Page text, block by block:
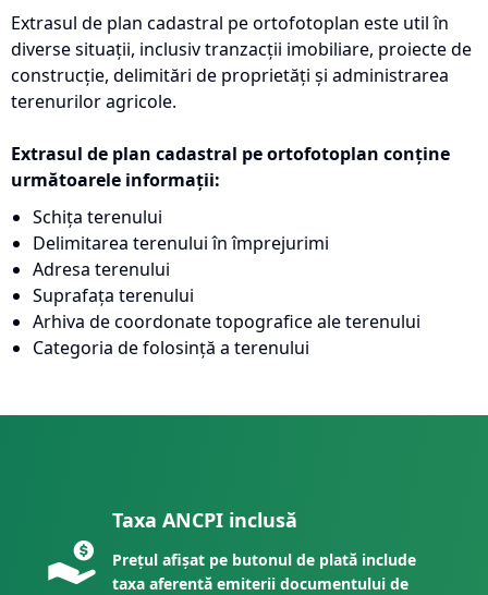
Extrasul de plan cadastral pe ortofotoplan este util în
diverse situații, inclusiv tranzacții imobiliare, proiecte de
construcție, delimitări de proprietăți și administrarea
terenurilor agricole.
Extrasul de plan cadastral pe ortofotoplan conține
următoarele informații:
Schița terenului
Delimitarea terenului în împrejurimi
Adresa terenului
Suprafața terenului
Arhiva de coordonate topografice ale terenului
Categoria de folosință a terenului
Taxa ANCPI inclusă
Prețul afișat pe butonul de plată include
taxa aferentă emiterii documentului de